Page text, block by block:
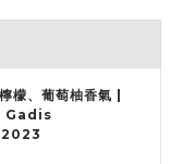
檬、葡萄柚香氣 |
Gadis